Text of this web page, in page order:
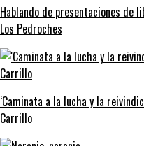
Hablando de presentaciones de
Los Pedroches
‘Caminata a la lucha y la
Carrillo